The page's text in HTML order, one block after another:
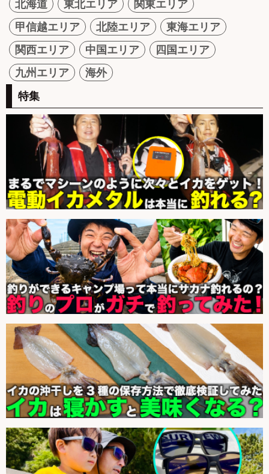
北海道 東北エリア
関東エリア
甲信越エリア
北陸エリア
東海エリア
関西エリア
中国エリア
四国エリア
九州エリア
海外
特集